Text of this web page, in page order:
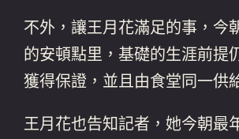
不外，讓王月花滿足的事，今
的安頓點里，基礎的生涯前提
獲得保證，並且由食堂同一供
王月花也告知記者，她今朝最